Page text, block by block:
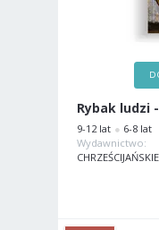
Rybak ludzi
9-12 lat
6-8 lat
Wydawnictwo: